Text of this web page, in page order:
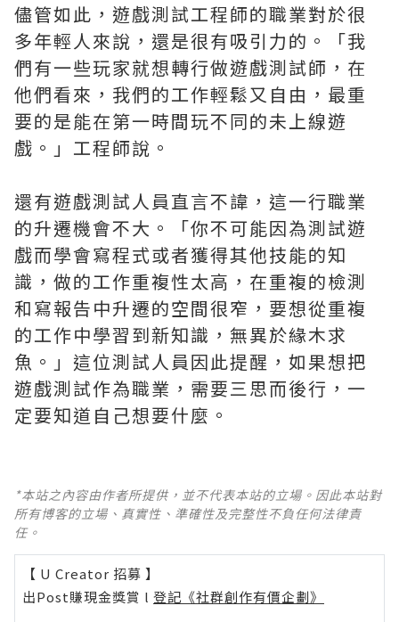
儘管如此，遊戲測試工程師的職業對於很
多年輕人來說，還是很有吸引力的。「我
們有一些玩家就想轉行做遊戲測試師，在
他們看來，我們的工作輕鬆又自由，最重
要的是能在第一時間玩不同的未上線遊
戲。」工程師說。
還有遊戲測試人員直言不諱，這一行職業
的升遷機會不大。「你不可能因為測試遊
戲而學會寫程式或者獲得其他技能的知
識，做的工作重複性太高，在重複的檢測
和寫報告中升遷的空間很窄，要想從重複
的工作中學習到新知識，無異於緣木求
魚。」這位測試人員因此提醒，如果想把
遊戲測試作為職業，需要三思而後行，一
定要知道自己想要什麼。
*本站之內容由作者所提供，並不代表本站的立場。因此本站對
所有博客的立場、真實性、準確性及完整性不負任何法律責
任。
【 U Creator 招募 】
出Post賺現金獎賞 l 登記《社群創作有價企劃》